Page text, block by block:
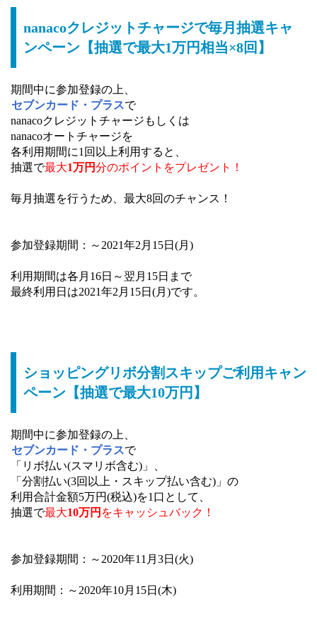
nanacoクレジットチャージで毎月抽選キャ
ンペーン【抽選で最大1万円相当×8回】
期間中に参加登録の上、
セブンカード・プラスで
nanacoクレジットチャージもしくは
nanacoオートチャージを
各利用期間に1回以上利用すると、
抽選で最大1万円分のポイントをプレゼント！
毎月抽選を行うため、最大8回のチャンス！
参加登録期間：～2021年2月15日(月)
利用期間は各月16日～翌月15日まで
最終利用日は2021年2月15日(月)です。
ショッピングリボ分割スキップご利用キャン
ペーン【抽選で最大10万円】
期間中に参加登録の上、
セブンカード・プラスで
「リボ払い(スマリボ含む)」、
「分割払い(3回以上・スキップ払い含む)」の
利用合計金額5万円(税込)を1口として、
抽選で最大10万円 をキャッシュバック！
参加登録期間：～2020年11月3日(火)
利用期間：～2020年10月15日(木)